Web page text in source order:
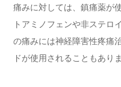
痛みに対しては、鎮痛薬が
トアミノフェンや非ステロ
の痛みには神経障害性疼痛
ドが使用されることもありま